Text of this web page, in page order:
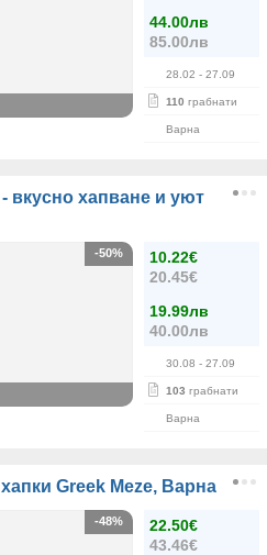
44.00лв
85.00лв
28.02 - 27.09
110 грабнати
Варна
вкусно хапване и уют
10.22€
20.45€
19.99лв
40.00лв
30.08 - 27.09
103 грабнати
Варна
-50%
Greek Meze, Варна
22.50€
43.46€
-48%